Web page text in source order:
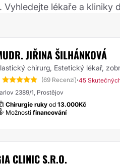
Vyhledejte lékaře a
JIŘINA ŠILHÁNKOVÁ
chirurg, Estetický lékař,
(69 Recenzí)·45
2389/1, Prostějov
Chirurgie ruky od 13.000Kč
Možnosti financování
CLINIC S.R.O.